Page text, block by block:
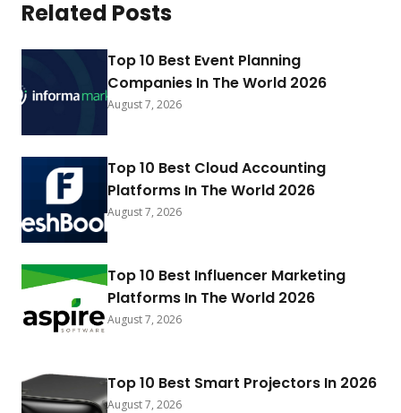
Related Posts
Top 10 Best Event Planning
Companies In The World 2026
August 7, 2026
Top 10 Best Cloud Accounting
Platforms In The World 2026
August 7, 2026
Top 10 Best Influencer Marketing
Platforms In The World 2026
August 7, 2026
Top 10 Best Smart Projectors In 2026
August 7, 2026